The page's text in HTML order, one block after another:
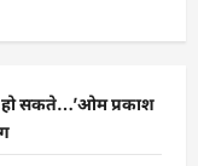
सकते…’ओम प्रकाश